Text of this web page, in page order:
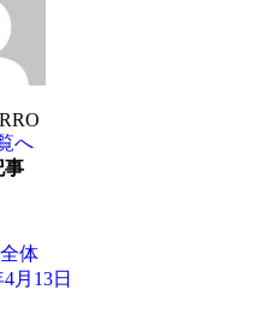
へ
事
体
月13日